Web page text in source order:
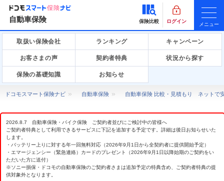
自動車保険 保険比較 ログイン
メニュー
取扱い保険会社 ランキング キャンペーン
お客さまの声 契約者特典 状況から探す
保険の基礎知識 お知らせ
ドコモスマート保険ナビ 自動車保険 自動車保険 比較・見積もり ネットで
2026.8.7 自動車保険・バイク保険 ご契約者並びにご検討中の皆様へ
ご契約者特典として利用できるサービスに下記を追加する予定です。詳細は後日お知らせいた
します。
・バッテリー上りに対する年一回無料対応（2026年9月1日から全契約者に提供開始予定）
・エマージェンシー（緊急連絡）カードのプレゼント（2026年9月1日以降始期のご契約をい
ただいた方に送付）
※ソニー損保・ドコモの自動車保険のご契約者さまは追加予定の特典含め、ご契約者特典の提
供対象外となります。